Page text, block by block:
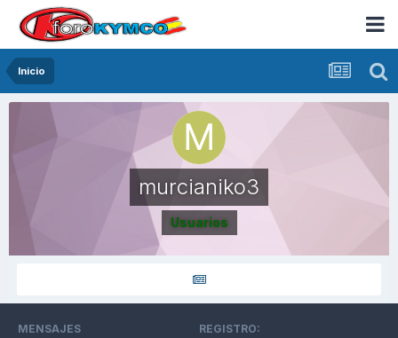
Inicio
murcianiko3
Usuarios
MENSAJES REGISTRO: